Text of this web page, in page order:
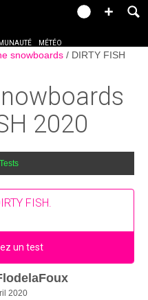
MÉTÉO
snowboards DIRTY FISH
2020
Tests
FISH.
un test
2020